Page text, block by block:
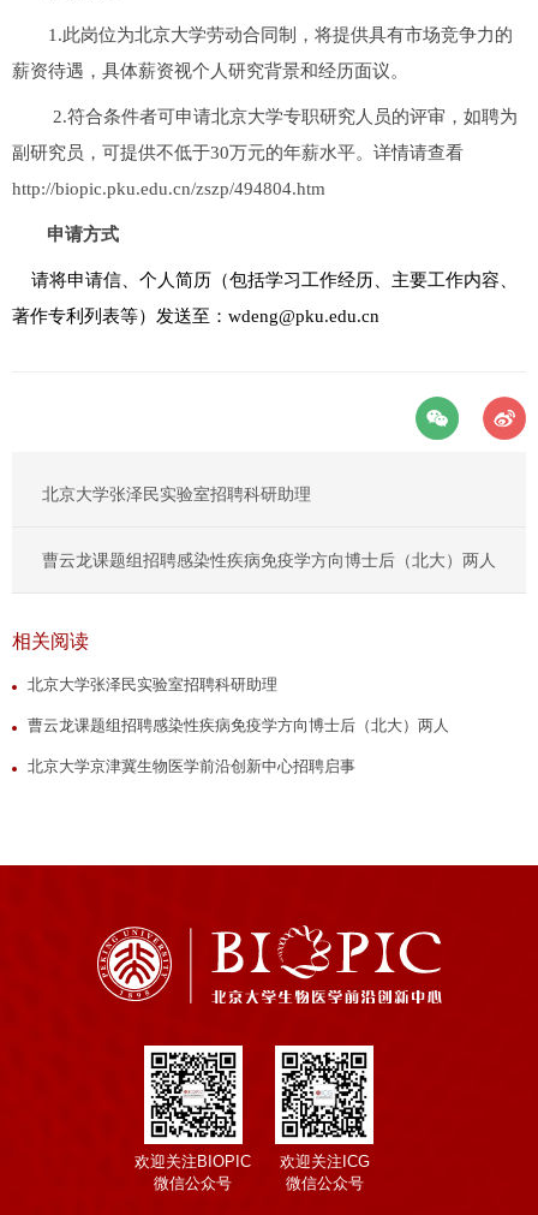
1.此岗位为北京大学劳动合同制，将提供具有市场竞争力的
薪资待遇，具体薪资视个人研究背景和经历面议。
2.符合条件者可申请北京大学专职研究人员的评审，如聘为
副研究员，可提供不低于30万元的年薪水平。详情请查看
http://biopic.pku.edu.cn/zszp/494804.htm
申请方式
请将申请信、 个人简历 （包括学习工作经历、主要工作内容、
著作专利列表等） 发送至： wdeng@pku.edu.cn
北京大学张泽民实验室招聘科研助理
曹云龙课题组招聘感染性疾病免疫学方向博士后（北大）两人
相关阅读
北京大学张泽民实验室招聘科研助理
曹云龙课题组招聘感染性疾病免疫学方向博士后（北大）两人
北京大学京津冀生物医学前沿创新中心招聘启事
欢迎关注BIOPIC
微信公众号
欢迎关注ICG
微信公众号